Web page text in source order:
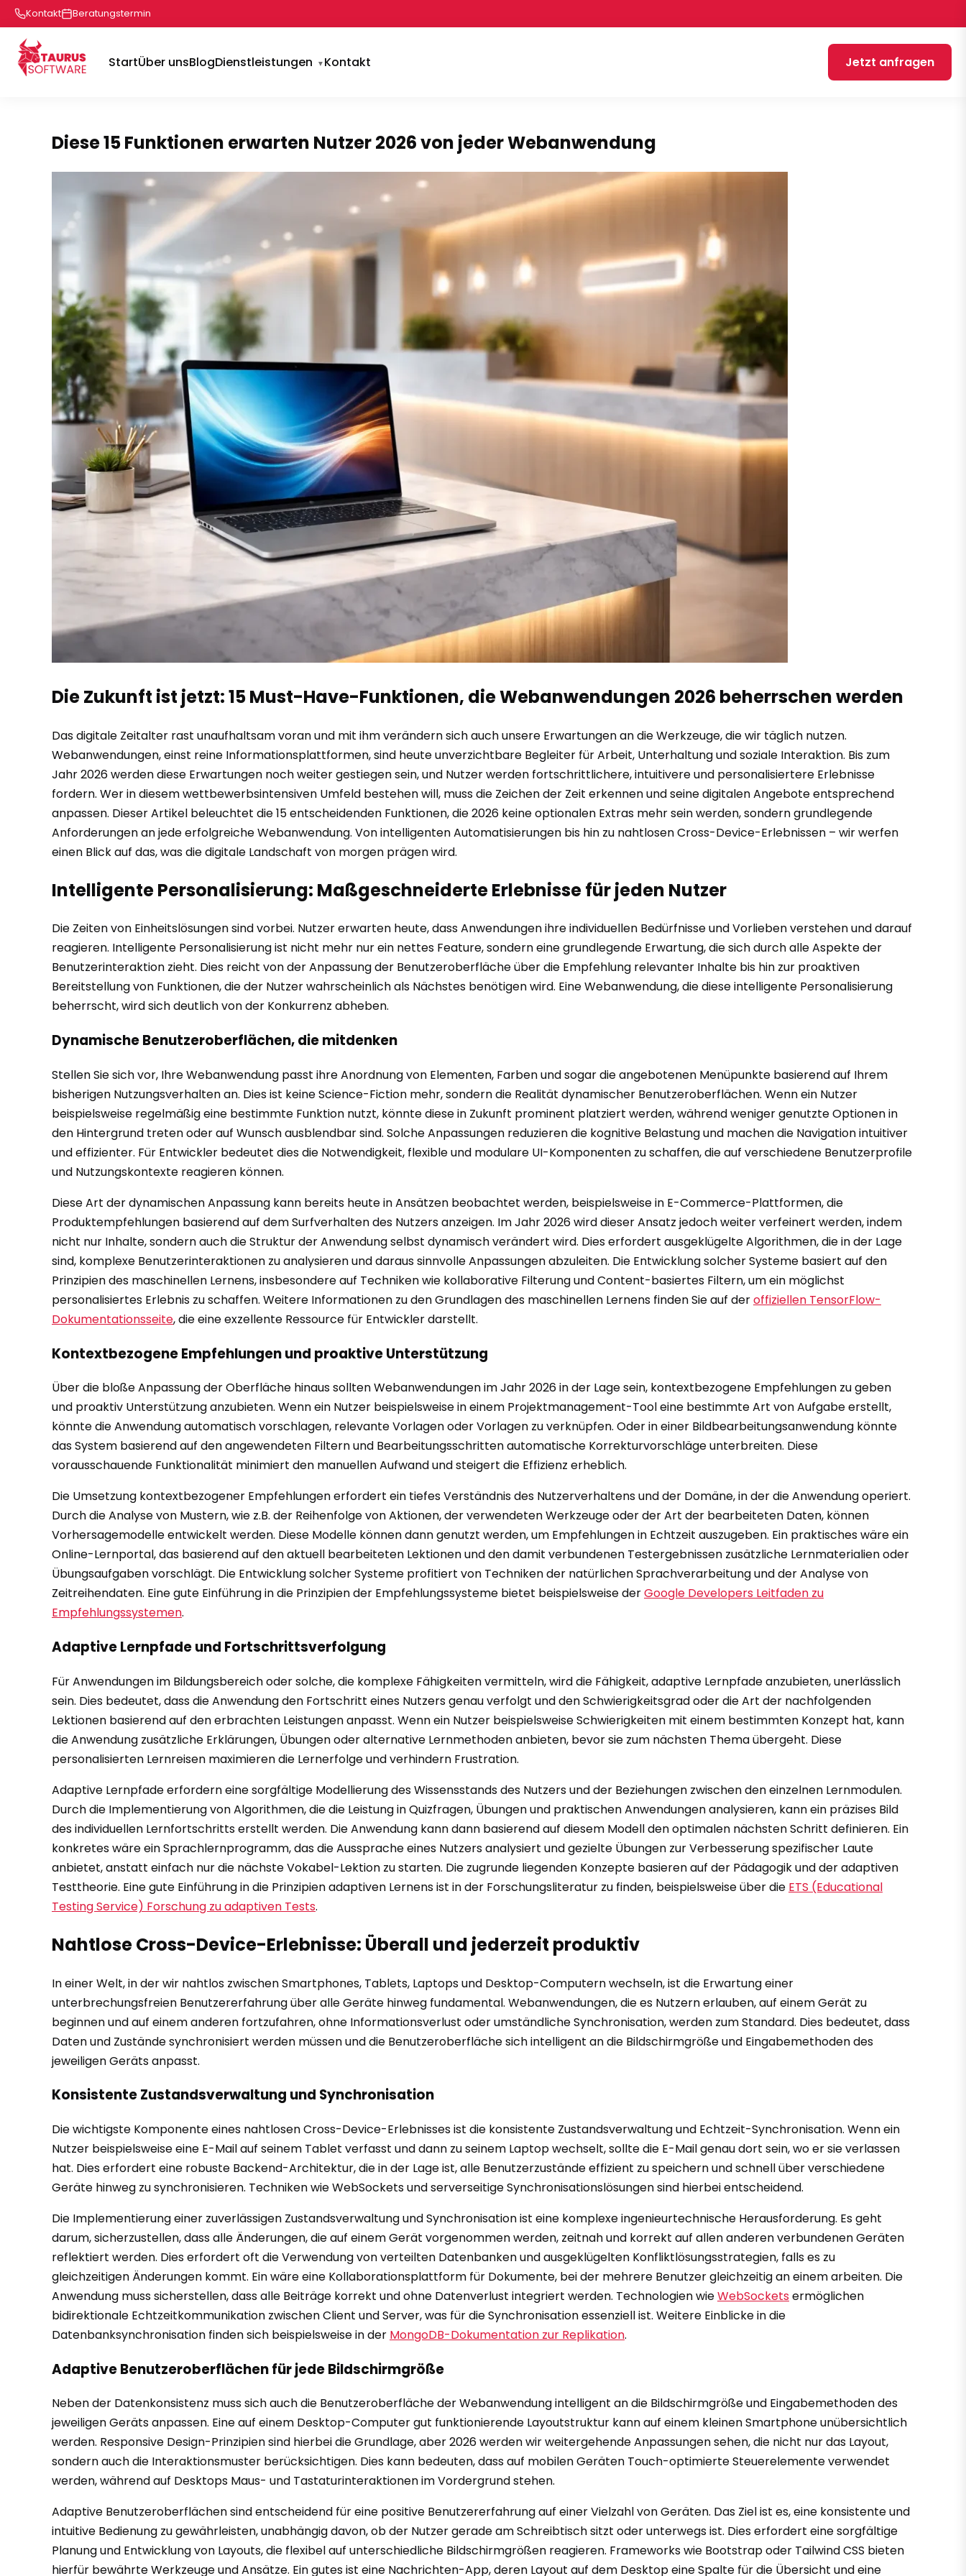
Kontakt Beratungstermin
StartÜber unsBlogDienstleistungen Kontakt Jetzt anfragen
Diese 15 Funktionen erwarten Nutzer 2026 von jeder Webanwendung
Die Zukunft ist jetzt: 15 Must-Have-Funktionen, die Webanwendungen 2026 beherrschen werden
Das digitale Zeitalter rast unaufhaltsam voran und mit ihm verändern sich auch unsere Erwartungen an die Werkzeuge, die wir täglich nutzen.
Webanwendungen, einst reine Informationsplattformen, sind heute unverzichtbare Begleiter für Arbeit, Unterhaltung und soziale Interaktion. Bis zum
Jahr 2026 werden diese Erwartungen noch weiter gestiegen sein, und Nutzer werden fortschrittlichere, intuitivere und personalisiertere Erlebnisse
fordern. Wer in diesem wettbewerbsintensiven Umfeld bestehen will, muss die Zeichen der Zeit erkennen und seine digitalen Angebote entsprechend
anpassen. Dieser Artikel beleuchtet die 15 entscheidenden Funktionen, die 2026 keine optionalen Extras mehr sein werden, sondern grundlegende
Anforderungen an jede erfolgreiche Webanwendung. Von intelligenten Automatisierungen bis hin zu nahtlosen Cross-Device-Erlebnissen – wir werfen
einen Blick auf das, was die digitale Landschaft von morgen prägen wird.
Intelligente Personalisierung: Maßgeschneiderte Erlebnisse für jeden Nutzer
Die Zeiten von Einheitslösungen sind vorbei. Nutzer erwarten heute, dass Anwendungen ihre individuellen Bedürfnisse und Vorlieben verstehen und darauf
reagieren. Intelligente Personalisierung ist nicht mehr nur ein nettes Feature, sondern eine grundlegende Erwartung, die sich durch alle Aspekte der
Benutzerinteraktion zieht. Dies reicht von der Anpassung der Benutzeroberfläche über die Empfehlung relevanter Inhalte bis hin zur proaktiven
Bereitstellung von Funktionen, die der Nutzer wahrscheinlich als Nächstes benötigen wird. Eine Webanwendung, die diese intelligente Personalisierung
beherrscht, wird sich deutlich von der Konkurrenz abheben.
Dynamische Benutzeroberflächen, die mitdenken
Stellen Sie sich vor, Ihre Webanwendung passt ihre Anordnung von Elementen, Farben und sogar die angebotenen Menüpunkte basierend auf Ihrem
bisherigen Nutzungsverhalten an. Dies ist keine Science-Fiction mehr, sondern die Realität dynamischer Benutzeroberflächen. Wenn ein Nutzer
beispielsweise regelmäßig eine bestimmte Funktion nutzt, könnte diese in Zukunft prominent platziert werden, während weniger genutzte Optionen in
den Hintergrund treten oder auf Wunsch ausblendbar sind. Solche Anpassungen reduzieren die kognitive Belastung und machen die Navigation intuitiver
und effizienter. Für Entwickler bedeutet dies die Notwendigkeit, flexible und modulare UI-Komponenten zu schaffen, die auf verschiedene Benutzerprofile
und Nutzungskontexte reagieren können.
Diese Art der dynamischen Anpassung kann bereits heute in Ansätzen beobachtet werden, beispielsweise in E-Commerce-Plattformen, die
Produktempfehlungen basierend auf dem Surfverhalten des Nutzers anzeigen. Im Jahr 2026 wird dieser Ansatz jedoch weiter verfeinert werden, indem
nicht nur Inhalte, sondern auch die Struktur der Anwendung selbst dynamisch verändert wird. Dies erfordert ausgeklügelte Algorithmen, die in der Lage
sind, komplexe Benutzerinteraktionen zu analysieren und daraus sinnvolle Anpassungen abzuleiten. Die Entwicklung solcher Systeme basiert auf den
Prinzipien des maschinellen Lernens, insbesondere auf Techniken wie kollaborative Filterung und Content-basiertes Filtern, um ein möglichst
personalisiertes Erlebnis zu schaffen. Weitere Informationen zu den Grundlagen des maschinellen Lernens finden Sie auf deroffiziellen TensorFlow-
Dokumentationsseite, die eine exzellente Ressource für Entwickler darstellt.
Kontextbezogene Empfehlungen und proaktive Unterstützung
Über die bloße Anpassung der Oberfläche hinaus sollten Webanwendungen im Jahr 2026 in der Lage sein, kontextbezogene Empfehlungen zu geben
und proaktiv Unterstützung anzubieten. Wenn ein Nutzer beispielsweise in einem Projektmanagement-Tool eine bestimmte Art von Aufgabe erstellt,
könnte die Anwendung automatisch vorschlagen, relevante Vorlagen oder Vorlagen zu verknüpfen. Oder in einer Bildbearbeitungsanwendung könnte
das System basierend auf den angewendeten Filtern und Bearbeitungsschritten automatische Korrekturvorschläge unterbreiten. Diese
vorausschauende Funktionalität minimiert den manuellen Aufwand und steigert die Effizienz erheblich.
Die Umsetzung kontextbezogener Empfehlungen erfordert ein tiefes Verständnis des Nutzerverhaltens und der Domäne, in der die Anwendung operiert.
Durch die Analyse von Mustern, wie z.B. der Reihenfolge von Aktionen, der verwendeten Werkzeuge oder der Art der bearbeiteten Daten, können
Vorhersagemodelle entwickelt werden. Diese Modelle können dann genutzt werden, um Empfehlungen in Echtzeit auszugeben. Ein praktisches wäre ein
Online-Lernportal, das basierend auf den aktuell bearbeiteten Lektionen und den damit verbundenen Testergebnissen zusätzliche Lernmaterialien oder
Übungsaufgaben vorschlägt. Die Entwicklung solcher Systeme profitiert von Techniken der natürlichen Sprachverarbeitung und der Analyse von
Zeitreihendaten. Eine gute Einführung in die Prinzipien der Empfehlungssysteme bietet beispielsweise derGoogle Developers Leitfaden zu
Empfehlungssystemen.
Adaptive Lernpfade und Fortschrittsverfolgung
Für Anwendungen im Bildungsbereich oder solche, die komplexe Fähigkeiten vermitteln, wird die Fähigkeit, adaptive Lernpfade anzubieten, unerlässlich
sein. Dies bedeutet, dass die Anwendung den Fortschritt eines Nutzers genau verfolgt und den Schwierigkeitsgrad oder die Art der nachfolgenden
Lektionen basierend auf den erbrachten Leistungen anpasst. Wenn ein Nutzer beispielsweise Schwierigkeiten mit einem bestimmten Konzept hat, kann
die Anwendung zusätzliche Erklärungen, Übungen oder alternative Lernmethoden anbieten, bevor sie zum nächsten Thema übergeht. Diese
personalisierten Lernreisen maximieren die Lernerfolge und verhindern Frustration.
Adaptive Lernpfade erfordern eine sorgfältige Modellierung des Wissensstands des Nutzers und der Beziehungen zwischen den einzelnen Lernmodulen.
Durch die Implementierung von Algorithmen, die die Leistung in Quizfragen, Übungen und praktischen Anwendungen analysieren, kann ein präzises Bild
des individuellen Lernfortschritts erstellt werden. Die Anwendung kann dann basierend auf diesem Modell den optimalen nächsten Schritt definieren. Ein
konkretes wäre ein Sprachlernprogramm, das die Aussprache eines Nutzers analysiert und gezielte Übungen zur Verbesserung spezifischer Laute
anbietet, anstatt einfach nur die nächste Vokabel-Lektion zu starten. Die zugrunde liegenden Konzepte basieren auf der Pädagogik und der adaptiven
Testtheorie. Eine gute Einführung in die Prinzipien adaptiven Lernens ist in der Forschungsliteratur zu finden, beispielsweise über die ETS (Educational
Testing Service) Forschung zu adaptiven Tests.
Nahtlose Cross-Device-Erlebnisse: Überall und jederzeit produktiv
In einer Welt, in der wir nahtlos zwischen Smartphones, Tablets, Laptops und Desktop-Computern wechseln, ist die Erwartung einer
unterbrechungsfreien Benutzererfahrung über alle Geräte hinweg fundamental. Webanwendungen, die es Nutzern erlauben, auf einem Gerät zu
beginnen und auf einem anderen fortzufahren, ohne Informationsverlust oder umständliche Synchronisation, werden zum Standard. Dies bedeutet, dass
Daten und Zustände synchronisiert werden müssen und die Benutzeroberfläche sich intelligent an die Bildschirmgröße und Eingabemethoden des
jeweiligen Geräts anpasst.
Konsistente Zustandsverwaltung und Synchronisation
Die wichtigste Komponente eines nahtlosen Cross-Device-Erlebnisses ist die konsistente Zustandsverwaltung und Echtzeit-Synchronisation. Wenn ein
Nutzer beispielsweise eine E-Mail auf seinem Tablet verfasst und dann zu seinem Laptop wechselt, sollte die E-Mail genau dort sein, wo er sie verlassen
hat. Dies erfordert eine robuste Backend-Architektur, die in der Lage ist, alle Benutzerzustände effizient zu speichern und schnell über verschiedene
Geräte hinweg zu synchronisieren. Techniken wie WebSockets und serverseitige Synchronisationslösungen sind hierbei entscheidend.
Die Implementierung einer zuverlässigen Zustandsverwaltung und Synchronisation ist eine komplexe ingenieurtechnische Herausforderung. Es geht
darum, sicherzustellen, dass alle Änderungen, die auf einem Gerät vorgenommen werden, zeitnah und korrekt auf allen anderen verbundenen Geräten
reflektiert werden. Dies erfordert oft die Verwendung von verteilten Datenbanken und ausgeklügelten Konfliktlösungsstrategien, falls es zu
gleichzeitigen Änderungen kommt. Ein wäre eine Kollaborationsplattform für Dokumente, bei der mehrere Benutzer gleichzeitig an einem arbeiten. Die
Anwendung muss sicherstellen, dass alle Beiträge korrekt und ohne Datenverlust integriert werden. Technologien wieWebSocketsermöglichen
bidirektionale Echtzeitkommunikation zwischen Client und Server, was für die Synchronisation essenziell ist. Weitere Einblicke in die
Datenbanksynchronisation finden sich beispielsweise in der MongoDB-Dokumentation zur Replikation.
Adaptive Benutzeroberflächen für jede Bildschirmgröße
Neben der Datenkonsistenz muss sich auch die Benutzeroberfläche der Webanwendung intelligent an die Bildschirmgröße und Eingabemethoden des
jeweiligen Geräts anpassen. Eine auf einem Desktop-Computer gut funktionierende Layoutstruktur kann auf einem kleinen Smartphone unübersichtlich
werden. Responsive Design-Prinzipien sind hierbei die Grundlage, aber 2026 werden wir weitergehende Anpassungen sehen, die nicht nur das Layout,
sondern auch die Interaktionsmuster berücksichtigen. Dies kann bedeuten, dass auf mobilen Geräten Touch-optimierte Steuerelemente verwendet
werden, während auf Desktops Maus- und Tastaturinteraktionen im Vordergrund stehen.
Adaptive Benutzeroberflächen sind entscheidend für eine positive Benutzererfahrung auf einer Vielzahl von Geräten. Das Ziel ist es, eine konsistente und
intuitive Bedienung zu gewährleisten, unabhängig davon, ob der Nutzer gerade am Schreibtisch sitzt oder unterwegs ist. Dies erfordert eine sorgfältige
Planung und Entwicklung von Layouts, die flexibel auf unterschiedliche Bildschirmgrößen reagieren. Frameworks wie Bootstrap oder Tailwind CSS bieten
hierfür bewährte Werkzeuge und Ansätze. Ein gutes ist eine Nachrichten-App, deren Layout auf dem Desktop eine Spalte für die Übersicht und eine